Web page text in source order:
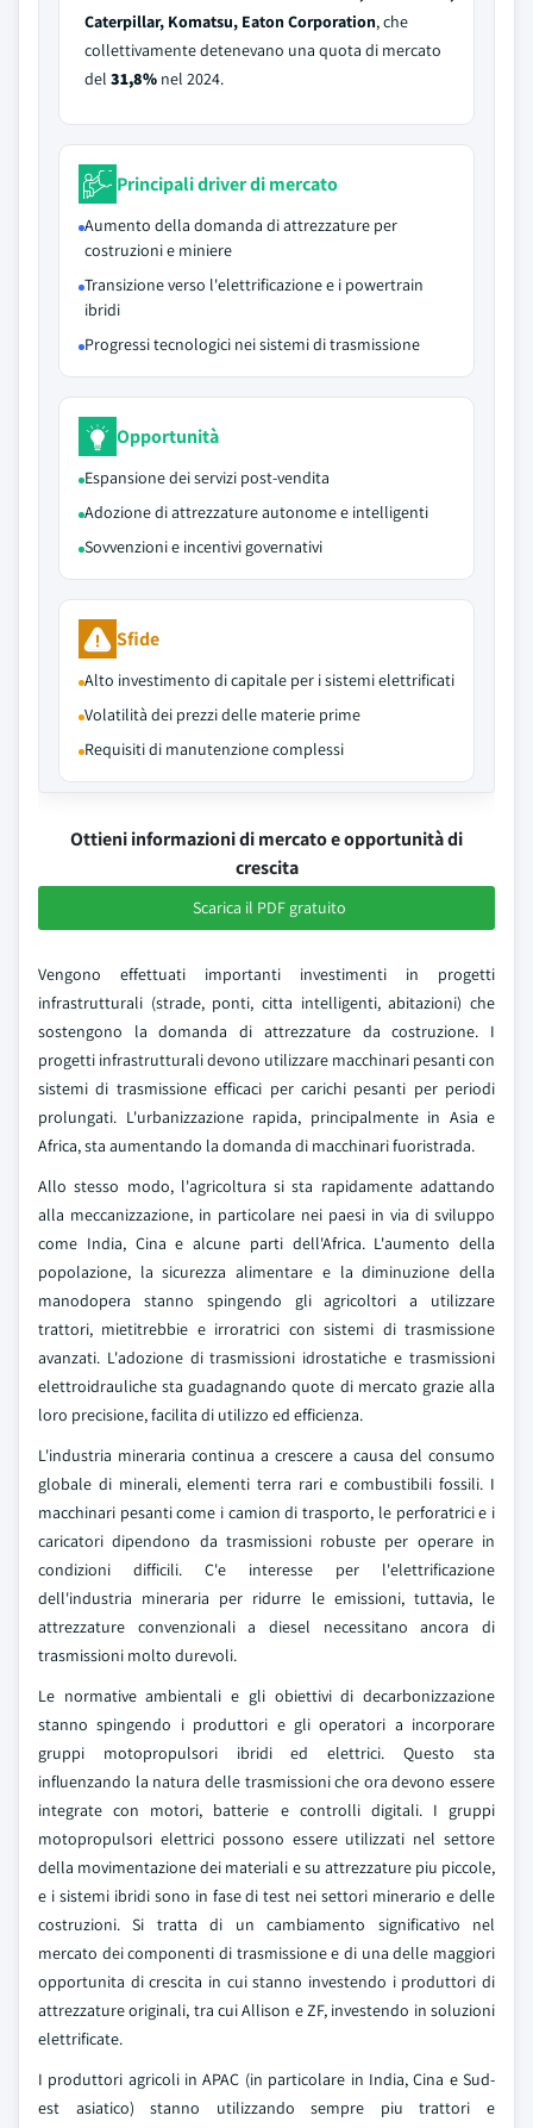
Caterpillar, Komatsu, Eaton Corporation, che
collettivamente detenevano una quota di mercato
del 31,8% nel 2024.
Principali driver di mercato
Aumento della domanda di attrezzature per
costruzioni e miniere
Transizione verso l'elettrificazione e i powertrain
ibridi
Progressi tecnologici nei sistemi di trasmissione
Opportunità
Espansione dei servizi post-vendita
Adozione di attrezzature autonome e intelligenti
Sovvenzioni e incentivi governativi
Sfide
Alto investimento di capitale per i sistemi elettrificati
Volatilità dei prezzi delle materie prime
Requisiti di manutenzione complessi
Ottieni informazioni di mercato e opportunità di
crescita
Scarica il PDF gratuito
Vengono effettuati importanti investimenti in progetti
infrastrutturali (strade, ponti, citta intelligenti, abitazioni) che
sostengono la domanda di attrezzature da costruzione. I
progetti infrastrutturali devono utilizzare macchinari pesanti con
sistemi di trasmissione efficaci per carichi pesanti per periodi
prolungati. L'urbanizzazione rapida, principalmente in Asia e
Africa, sta aumentando la domanda di macchinari fuoristrada.
Allo stesso modo, l'agricoltura si sta rapidamente adattando
alla meccanizzazione, in particolare nei paesi in via di sviluppo
come India, Cina e alcune parti dell'Africa. L'aumento della
popolazione, la sicurezza alimentare e la diminuzione della
manodopera stanno spingendo gli agricoltori a utilizzare
trattori, mietitrebbie e irroratrici con sistemi di trasmissione
avanzati. L'adozione di trasmissioni idrostatiche e trasmissioni
elettroidrauliche sta guadagnando quote di mercato grazie alla
loro precisione, facilita di utilizzo ed efficienza.
L'industria mineraria continua a crescere a causa del consumo
globale di minerali, elementi terra rari e combustibili fossili. I
macchinari pesanti come i camion di trasporto, le perforatrici e i
caricatori dipendono da trasmissioni robuste per operare in
condizioni difficili. C'e interesse per l'elettrificazione
dell'industria mineraria per ridurre le emissioni, tuttavia, le
attrezzature convenzionali a diesel necessitano ancora di
trasmissioni molto durevoli.
Le normative ambientali e gli obiettivi di decarbonizzazione
stanno spingendo i produttori e gli operatori a incorporare
gruppi motopropulsori ibridi ed elettrici. Questo sta
influenzando la natura delle trasmissioni che ora devono essere
integrate con motori, batterie e controlli digitali. I gruppi
motopropulsori elettrici possono essere utilizzati nel settore
della movimentazione dei materiali e su attrezzature piu piccole,
e i sistemi ibridi sono in fase di test nei settori minerario e delle
costruzioni. Si tratta di un cambiamento significativo nel
mercato dei componenti di trasmissione e di una delle maggiori
opportunita di crescita in cui stanno investendo i produttori di
attrezzature originali, tra cui Allison e ZF, investendo in soluzioni
elettrificate.
I produttori agricoli in APAC (in particolare in India, Cina e Sud-
est asiatico) stanno utilizzando sempre piu trattori e